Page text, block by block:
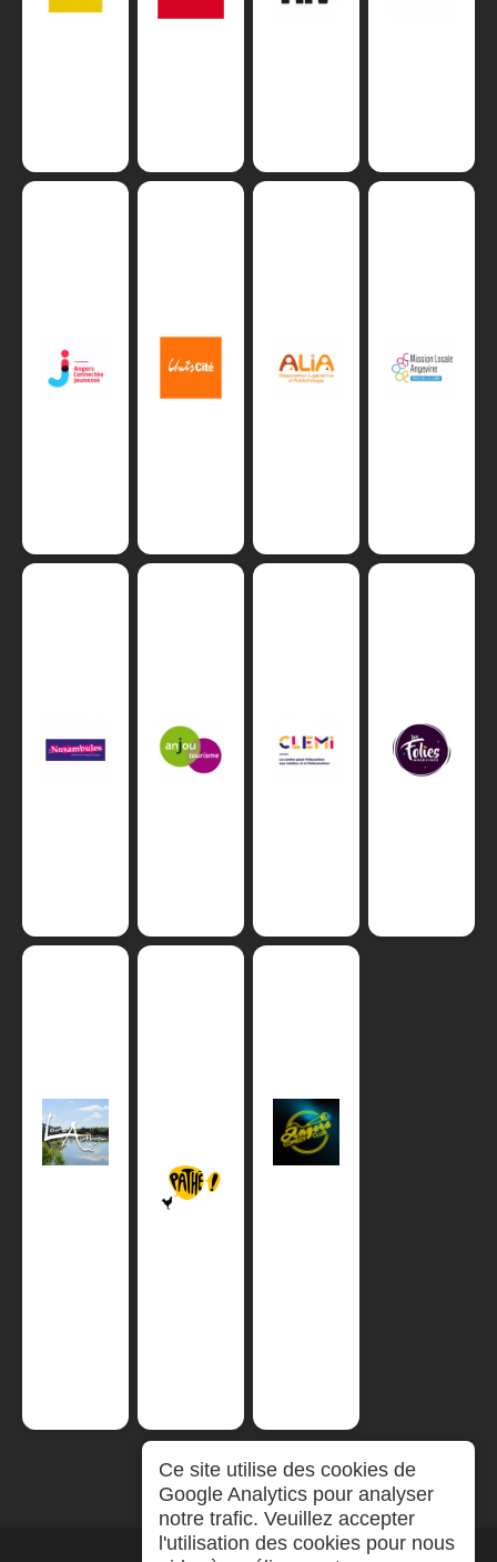
Ce site utilise des cookies de
Google Analytics pour analyser
notre trafic. Veuillez accepter
l'utilisation des cookies pour nous